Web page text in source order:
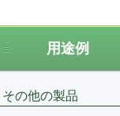
用途例
その他の製品